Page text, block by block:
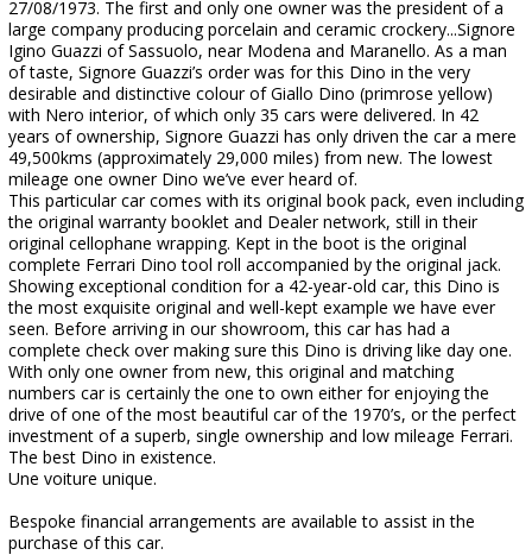
27/08/1973. The first and only one owner was the president of a
large company producing porcelain and ceramic crockery...Signore
Igino Guazzi of Sassuolo, near Modena and Maranello. As a man
of taste, Signore Guazzi’s order was for this Dino in the very
desirable and distinctive colour of Giallo Dino (primrose yellow)
with Nero interior, of which only 35 cars were delivered. In 42
years of ownership, Signore Guazzi has only driven the car a mere
49,500kms (approximately 29,000 miles) from new. The lowest
mileage one owner Dino we’ve ever heard of.
This particular car comes with its original book pack, even including
the original warranty booklet and Dealer network, still in their
original cellophane wrapping. Kept in the boot is the original
complete Ferrari Dino tool roll accompanied by the original jack.
Showing exceptional condition for a 42-year-old car, this Dino is
the most exquisite original and well-kept example we have ever
seen. Before arriving in our showroom, this car has had a
complete check over making sure this Dino is driving like day one.
With only one owner from new, this original and matching
numbers car is certainly the one to own either for enjoying the
drive of one of the most beautiful car of the 1970’s, or the perfect
investment of a superb, single ownership and low mileage Ferrari.
The best Dino in existence.
Une voiture unique.
Bespoke financial arrangements are available to assist in the
purchase of this car.